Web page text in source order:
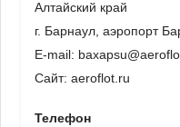
Алтайский край
г. Барнаул, аэропорт
E-mail:
Сайт: aeroflot.ru
Телефон